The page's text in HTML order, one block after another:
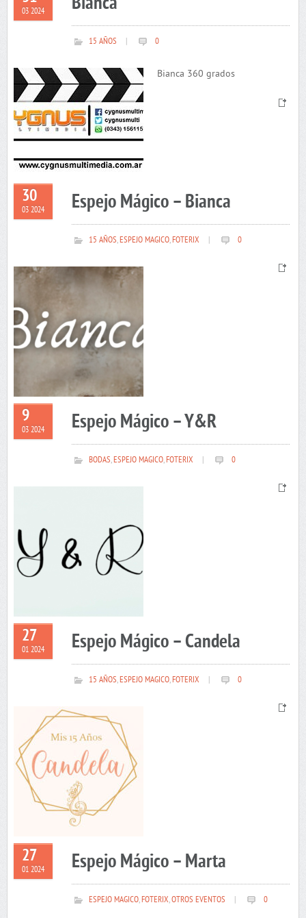
03 2024
15 AÑOS 0
Bianca 360 grados
30
03 2024 Espejo Mágico – Bianca
15 AÑOS,ESPEJO MAGICO,FOTERIX 0
9
03 2024 Espejo Mágico – Y&R
BODAS,ESPEJO MAGICO,FOTERIX 0
27
01 2024 Espejo Mágico – Candela
15 AÑOS,ESPEJO MAGICO,FOTERIX 0
27
01 2024 Espejo Mágico – Marta
ESPEJO MAGICO,FOTERIX,OTROS EVENTOS 0